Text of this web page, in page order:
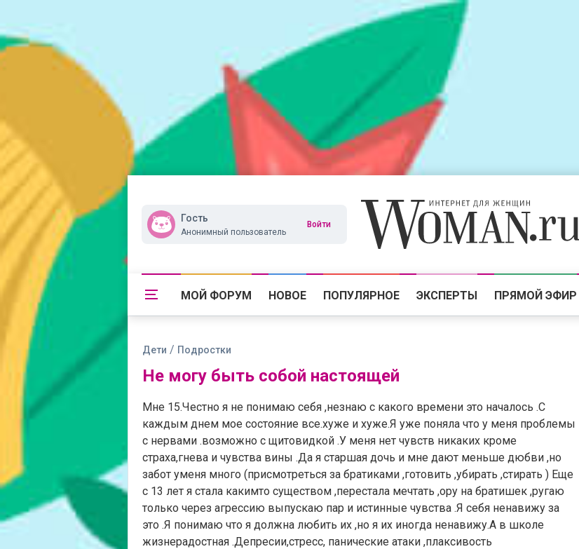
Гость
Анонимный пользователь
Войти
МОЙ ФОРУМ НОВОЕ ПОПУЛЯРНОЕ ЭКСПЕРТЫ ПРЯМОЙ ЭФИР
Дети / Подростки
Не могу быть собой настоящей
Мне 15.Честно я не понимаю себя ,незнаю с какого времени это началось .С
каждым днем мое состояние все.хуже и хуже.Я уже поняла что у меня проблемы
с нервами .возможно с щитовидкой .У меня нет чувств никаких кроме
страха,гнева и чувства вины .Да я старшая дочь и мне дают меньше дюбви ,но
забот уменя много (присмотреться за братиками ,готовить ,убирать ,стирать ) Еще
с 13 лет я стала какимто существом ,перестала мечтать ,ору на братишек ,ругаю
только через агрессию выпускаю пар и истинные чувства .Я себя ненавижу за
это .Я понимаю что я должна любить их ,но я их иногда ненавижу.А в школе
жизнерадостная .Депресии,стресс, панические атаки ,плаксивость